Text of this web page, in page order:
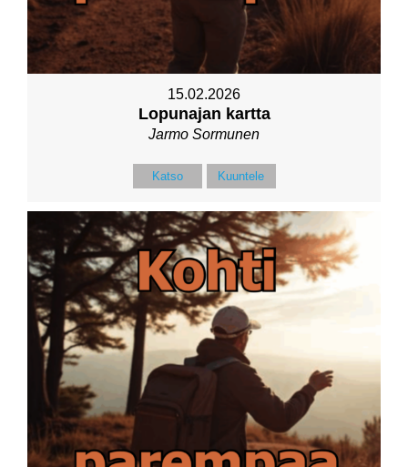
15.02.2026
Lopunajan kartta
Jarmo Sormunen
Katso Kuuntele